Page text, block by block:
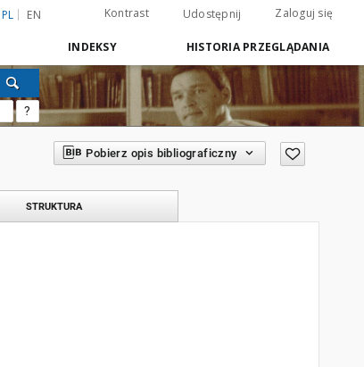
PL EN Kontrast Udostępnij Zaloguj się
INDEKSY HISTORIA PRZEGLĄDANIA
?
Pobierz opis bibliograficzny
STRUKTURA